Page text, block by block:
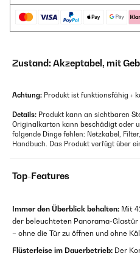
Zustand: Akzeptabel, mit
Achtung: Produkt ist funktionsfähig +
Details: Produkt kann an sichtbaren
Originalkarton kann beschädigt oder
folgende Dinge fehlen: Netzkabel,
Handbuch. Das Produkt verfügt über
Top-Features
Immer den Überblick behalten: Mit
der beleuchteten Panorama-
– ohne die Tür zu öffnen und ohne
Flüsterleise im Dauerbetrieb: Der